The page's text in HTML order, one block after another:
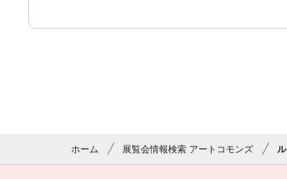
ホーム 展覧会情報検索 アートコモンズ